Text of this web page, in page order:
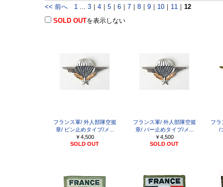
<< 前へ 1 ... 3 ｜ 4 ｜ 5 ｜ 6 ｜ 7 ｜ 8 ｜ 9 ｜ 10 ｜ 11 ｜ 12
SOLD OUTを表示しない
フランス軍/ 外人部隊空挺
章/ ピン止めタイプ/メ...
￥4,500
SOLD OUT
フランス軍/ 外人部隊空挺
章/ バー止めタイプ/メ...
￥4,500
SOLD OUT
フラ
/